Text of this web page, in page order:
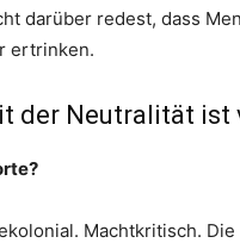
darüber redest, dass
ertrinken.
der Neutralität ist
Machtkritisch.